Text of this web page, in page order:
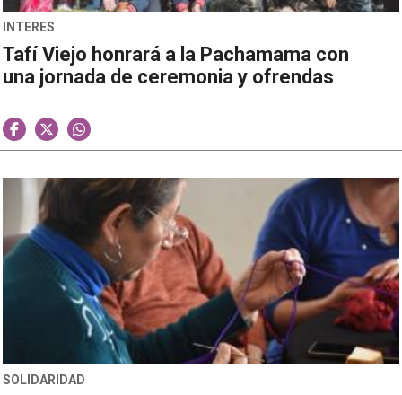
INTERES
Tafí Viejo honrará a la Pachamama con
una jornada de ceremonia y ofrendas
SOLIDARIDAD